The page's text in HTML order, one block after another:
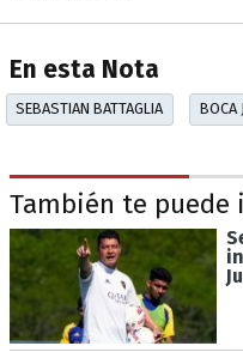
En esta Nota
SEBASTIAN BATTAGLIA BOCA
También te puede